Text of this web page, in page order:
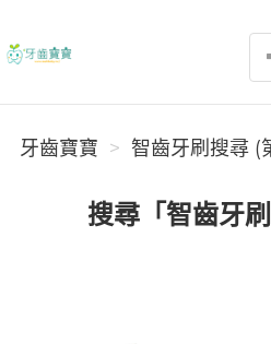
牙齒寶寶
牙齒寶寶 智齒牙刷搜尋 (
搜尋「智齒牙